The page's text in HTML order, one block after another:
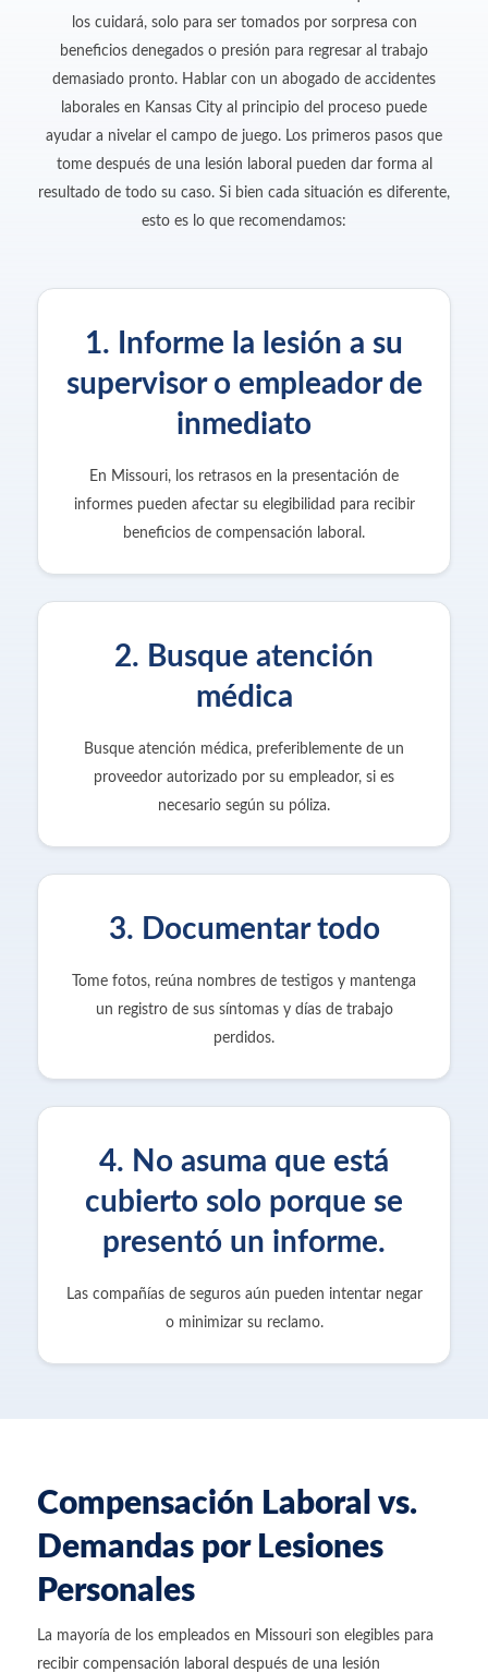
los cuidará, solo para ser tomados por sorpresa con
beneficios denegados o presión para regresar al trabajo
demasiado pronto. Hablar con un abogado de accidentes
laborales en Kansas City al principio del proceso puede
ayudar a nivelar el campo de juego. Los primeros pasos que
tome después de una lesión laboral pueden dar forma al
resultado de todo su caso. Si bien cada situación es diferente,
esto es lo que recomendamos:
1. Informe la lesión a su
supervisor o empleador de
inmediato
En Missouri, los retrasos en la presentación de
informes pueden afectar su elegibilidad para recibir
beneficios de compensación laboral.
2. Busque atención
médica
Busque atención médica, preferiblemente de un
proveedor autorizado por su empleador, si es
necesario según su póliza.
3. Documentar todo
Tome fotos, reúna nombres de testigos y mantenga
un registro de sus síntomas y días de trabajo
perdidos.
4. No asuma que está
cubierto solo porque se
presentó un informe.
Las compañías de seguros aún pueden intentar negar
o minimizar su reclamo.
Compensación Laboral vs.
Demandas por Lesiones
Personales
La mayoría de los empleados en Missouri son elegibles para
recibir compensación laboral después de una lesión